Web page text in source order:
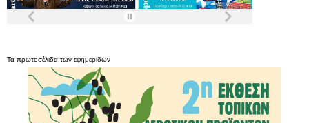
Τα πρωτοσέλιδα των εφημερίδων